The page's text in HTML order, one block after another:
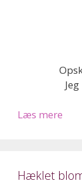
Læs mere
Hæklet